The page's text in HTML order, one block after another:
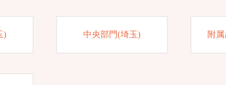
) 中央部門(埼玉) 附